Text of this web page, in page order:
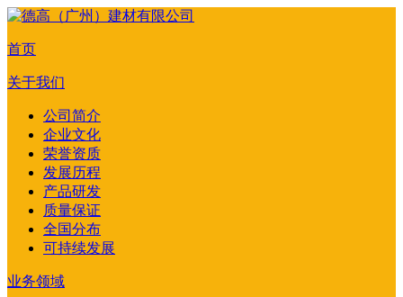
首页
关于我们
公司简介
企业文化
荣誉资质
发展历程
产品研发
质量保证
全国分布
可持续发展
业务领域